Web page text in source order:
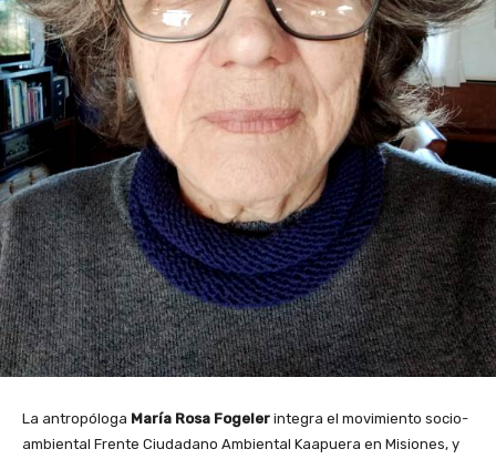
La antropóloga María Rosa Fogeler integra el movimiento socio-
ambiental Frente Ciudadano Ambiental Kaapuera en Misiones, y